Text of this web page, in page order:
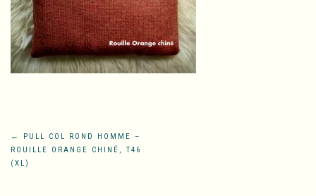
Navigation
de
←
PULL COL ROND HOMME –
ROUILLE ORANGE CHINÉ, T46
(XL)